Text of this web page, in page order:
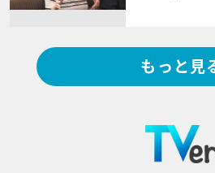
もっと見